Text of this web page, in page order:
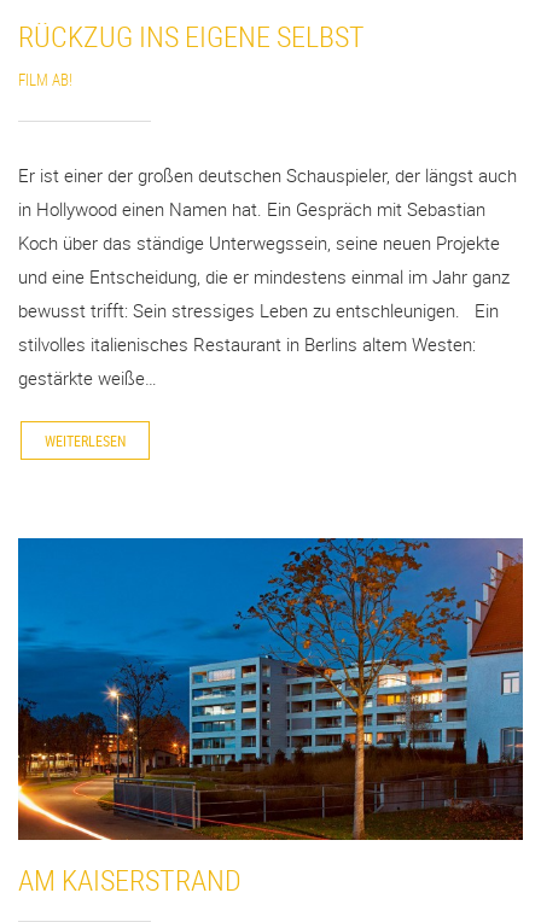
RÜCKZUG INS EIGENE SELBST
FILM AB!
Er ist einer der großen deutschen Schauspieler, der längst auch
in Hollywood einen Namen hat. Ein Gespräch mit Sebastian
Koch über das ständige Unterwegssein, seine neuen Projekte
und eine Entscheidung, die er mindestens einmal im Jahr ganz
bewusst trifft: Sein stressiges Leben zu entschleunigen. Ein
stilvolles italienisches Restaurant in Berlins altem Westen:
gestärkte weiße…
WEITERLESEN
AM KAISERSTRAND